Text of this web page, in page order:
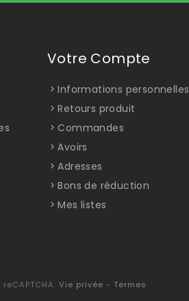
Votre Compte
Informations personnelles
Retours produit
Commandes
Avoirs
Adresses
Bons de réduction
Mes listes
Vie privée - Termes